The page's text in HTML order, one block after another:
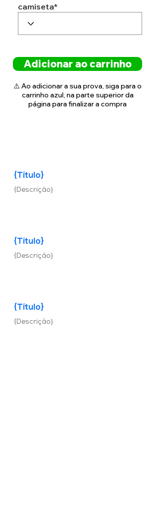
camiseta*
Adicionar ao carrinho
⚠️ Ao adicionar a sua prova, siga para o
carrinho azul, na parte superior da
página para finalizar a compra
{Título}
{Descrição}
{Título}
{Descrição}
{Título}
{Descrição}